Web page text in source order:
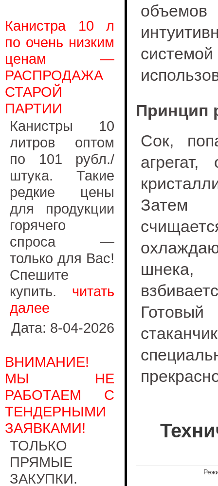
Канистра 10 л
по очень низким
ценам —
РАСПРОДАЖА
СТАРОЙ
ПАРТИИ
Канистры 10
литров оптом
по 101 рубл./
штука. Такие
редкие цены
для продукции
горячего
спроса —
только для Вас!
Спешите
купить. читать
далее
Дата: 8-04-2026
ВНИМАНИЕ!
МЫ НЕ
РАБОТАЕМ С
ТЕНДЕРНЫМИ
ЗАЯВКАМИ!
ТОЛЬКО
ПРЯМЫЕ
ЗАКУПКИ.
объемов
Принцип
Сок,
Затем
шнека,